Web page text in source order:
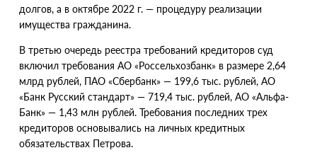
долгов, а в октябре 2022 г. — процедуру реализации
имущества гражданина.
В третью очередь реестра требований кредиторов суд
включил требования АО «Россельхозбанк» в размере 2,64
млрд рублей, ПАО «Сбербанк» — 199,6 тыс. рублей, АО
«Банк Русский стандарт» — 719,4 тыс. рублей, АО «Альфа-
Банк» — 1,43 млн рублей. Требования последних трех
кредиторов основывались на личных кредитных
обязательствах Петрова.